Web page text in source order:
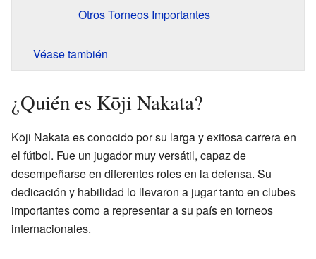
Otros Torneos Importantes
Véase también
¿Quién es Kōji Nakata?
Kōji Nakata es conocido por su larga y exitosa carrera en
el fútbol. Fue un jugador muy versátil, capaz de
desempeñarse en diferentes roles en la defensa. Su
dedicación y habilidad lo llevaron a jugar tanto en clubes
importantes como a representar a su país en torneos
internacionales.